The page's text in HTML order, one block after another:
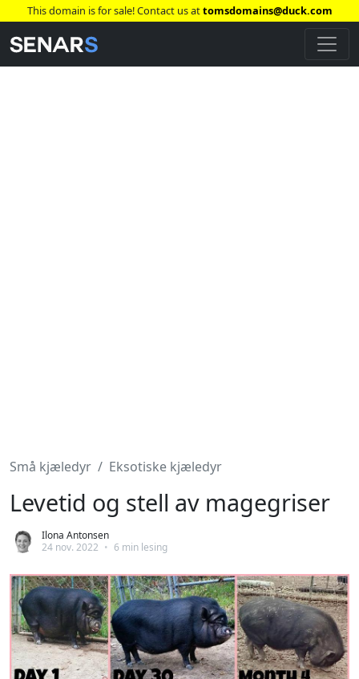
This domain is for sale! Contact us attomsdomains@duck.com
Små kjæledyr Eksotiske kjæledyr
Levetid og stell av magegriser
Ilona Antonsen
24 nov. 2022 • 6 min lesing